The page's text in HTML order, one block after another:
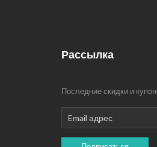
Рассылка
Последние скидки и